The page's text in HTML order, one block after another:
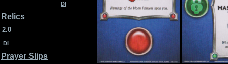
DI
Relics
2.0
DI
Prayer Slips